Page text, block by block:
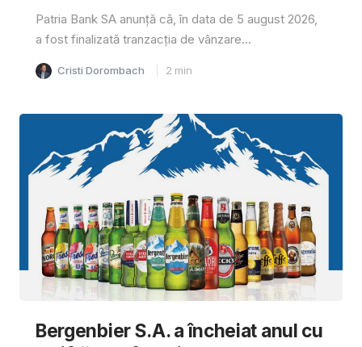
Patria Bank SA anunță că, în data de 5 august 2026,
a fost finalizată tranzacția de vânzare...
Cristi Dorombach 2 min
Bergenbier S.A. a încheiat anul cu